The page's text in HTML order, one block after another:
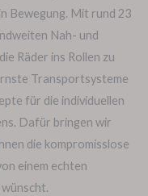
Bewegung. Mit rund 23
Nah- und
Räder ins Rollen zu
Transportsysteme
für die individuellen
Dafür bringen wir
die kompromisslose
einem echten